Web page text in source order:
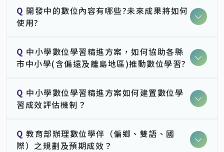
Q 開發中的數位內容有哪些?未來成果將如何
使用?
Q 中小學數位學習精進方案，如何協助各縣
市中小學(含偏遠及離島地區)推動數位學習?
Q 中小學數位學習精進方案如何建置數位學
習成效評估機制？
Q 教育部辦理數位學伴（偏鄉、雙語、國
際）之規劃及預期成效？